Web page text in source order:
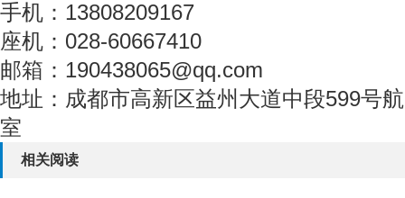
手机：13808209167
座机：028-60667410
邮箱：190438065@qq.com
地址：成都市高新区益州大道中段599号
室
相关阅读